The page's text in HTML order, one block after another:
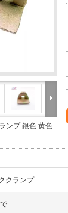
ンプ 銀色 黄色
クランプ